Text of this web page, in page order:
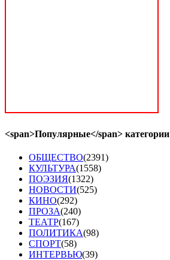
<span>Популярные</span> категории
ОБЩЕСТВО(2391)
КУЛЬТУРА(1558)
ПОЭЗИЯ(1322)
НОВОСТИ(525)
КИНО(292)
ПРОЗА(240)
ТЕАТР(167)
ПОЛИТИКА(98)
СПОРТ(58)
ИНТЕРВЬЮ(39)